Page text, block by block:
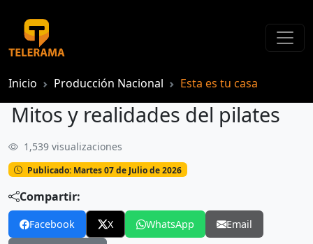
Inicio Producción Nacional Esta es tu casa
Mitos y realidades del pilates
Mitos y realidades del pilates
1,539 visualizaciones
Publicado: Martes 07 de Julio de 2026
Compartir:
Facebook X WhatsApp Email